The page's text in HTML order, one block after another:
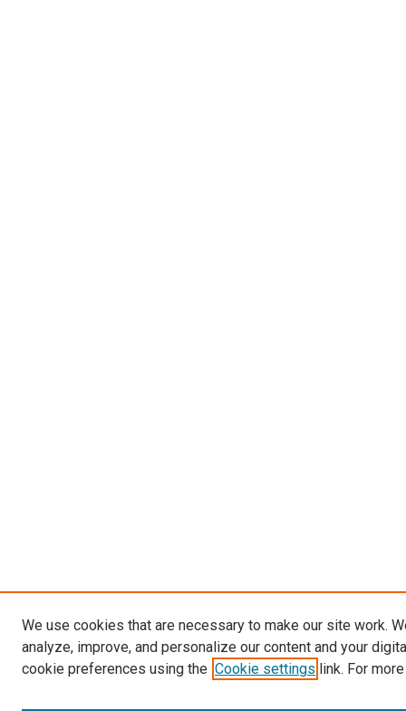
We use cookies that are necessary to make our site work.
analyze, improve, and personalize our content and your
cookie preferences using the Cookie settings link. For